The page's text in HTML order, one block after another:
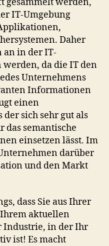
IT-Umgebung
Daher
an in der IT-
da die IT den
Unternehmens
Informationen
einen
sich sehr gut als
das semantische
einsetzen lässt. Im
darüber
und den Markt
dass Sie aus Ihrer
aktuellen
Industrie, in der Ihr
ist! Es macht